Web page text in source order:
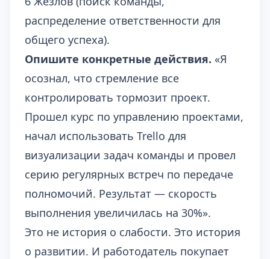
распределение ответственности для
общего успеха).
Опишите конкретные действия. «Я
осознал, что стремление все
контролировать тормозит проект.
Прошел курс по управлению проектами,
начал использовать Trello для
визуализации задач команды и провел
серию регулярных встреч по передаче
полномочий. Результат — скорость
выполнения увеличилась на 30%».
Это не история о слабости. Это история
о развитии. И работодатель покупает